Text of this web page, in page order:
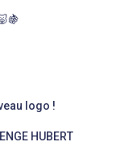
logo !
HUBERT